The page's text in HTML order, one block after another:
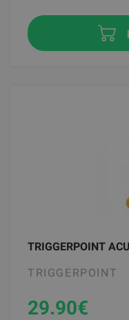
TRIGGERPOINT
TRIGGERPOINT
29.90€